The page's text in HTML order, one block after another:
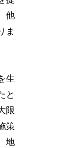
他
ま
生
と
限
策
地